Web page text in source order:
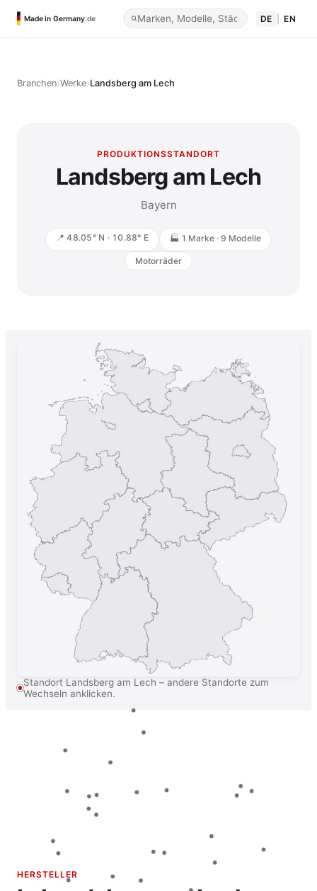
Made in Germany.de DE EN
Branchen›Werke›Landsberg am Lech
PRODUKTIONSSTANDORT
Landsberg am Lech
Bayern
📍 48.05° N · 10.88° E 🏭 1 Marke · 9 Modelle
Motorräder
Standort Landsberg am Lech – andere Standorte zum
Wechseln anklicken.
HERSTELLER